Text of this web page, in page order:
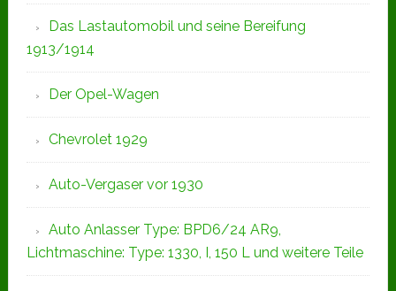
Das Lastautomobil und seine Bereifung
1913/1914
Der Opel-Wagen
Chevrolet 1929
Auto-Vergaser vor 1930
Auto Anlasser Type: BPD6/24 AR9,
Lichtmaschine: Type: 1330, I, 150 L und weitere Teile